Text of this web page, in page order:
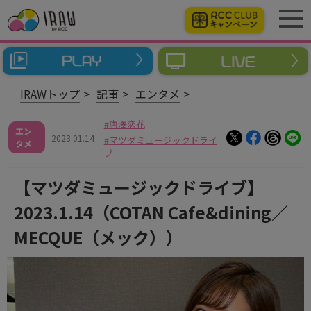
IRAWトップ 記事 エンタメ
エン
タメ
2023.01.14
唐澤恋花
マツダミュージックドライ
ブ
【マツダミュージックドライブ】
2023.1.14（COTAN Cafe&dining／
MECQUE（メック））